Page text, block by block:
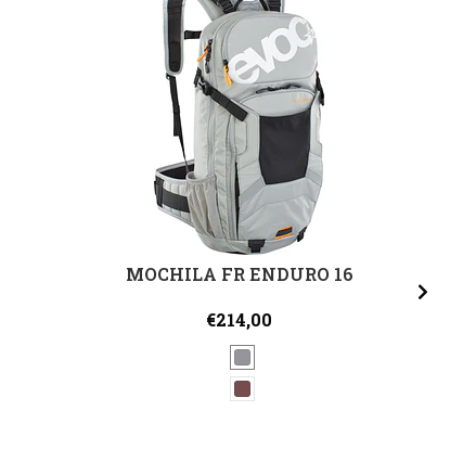
MOCHILA FR ENDURO 16
€214,00